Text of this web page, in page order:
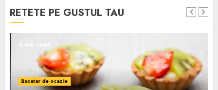
RETETE PE GUSTUL TAU
4 min read
Bucatar de ocazie